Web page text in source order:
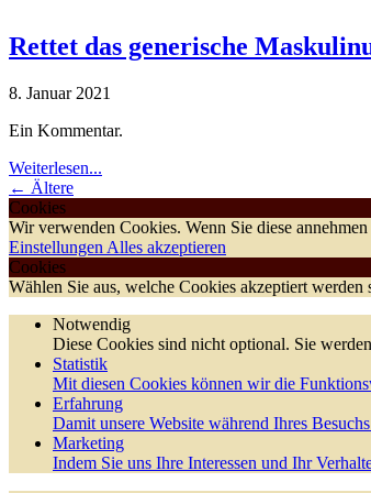
Rettet das generische
8. Januar 2021
Ein Kommentar.
Weiterlesen...
← Ältere
Cookies
Wir verwenden Cookies. Wenn Sie diese
Einstellungen Alles akzeptieren
Cookies
Wählen Sie aus, welche Cookies akzeptiert
Notwendig
Diese Cookies sind nicht optional. Sie
Statistik
Mit diesen Cookies können wir die
Erfahrung
Damit unsere Website während Ihres
Marketing
Indem Sie uns Ihre Interessen und Ihr